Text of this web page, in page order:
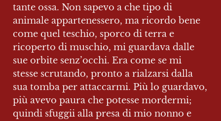
tante ossa. Non sapevo a che tipo di
animale appartenessero, ma ricordo bene
come quel teschio, sporco di terra e
ricoperto di muschio, mi guardava dalle
sue orbite senz’occhi. Era come se mi
stesse scrutando, pronto a rialzarsi dalla
sua tomba per attaccarmi. Più lo guardavo,
più avevo paura che potesse mordermi;
quindi sfuggii alla presa di mio nonno e